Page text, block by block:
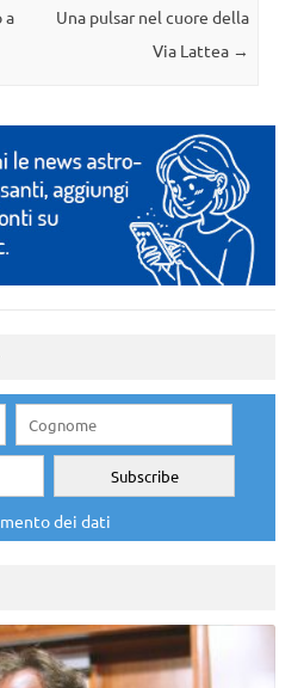
a
Una pulsar nel cuore della
Via Lattea →
dei dati